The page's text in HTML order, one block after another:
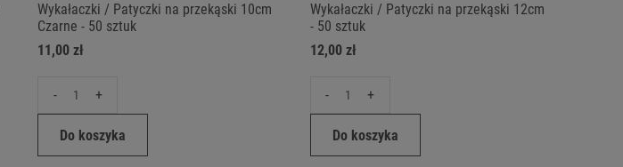
Wykałaczki / Patyczki na przekąski 10cm
Czarne - 50 sztuk
11,00 zł
- +
Do koszyka
Wykałaczki / Patyczki na przekąski 12cm
- 50 sztuk
12,00 zł
- +
Do koszyka